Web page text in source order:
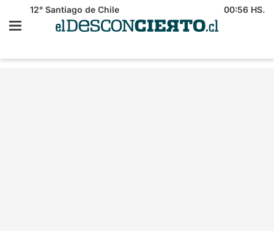
12° Santiago de Chile 00:56 HS.